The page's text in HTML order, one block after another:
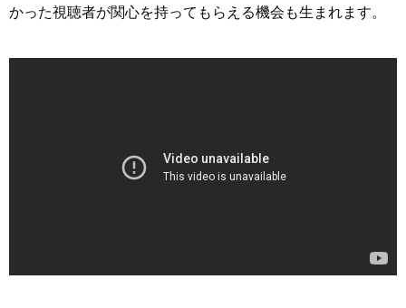
かった視聴者が関心を持ってもらえる機会も生まれます。